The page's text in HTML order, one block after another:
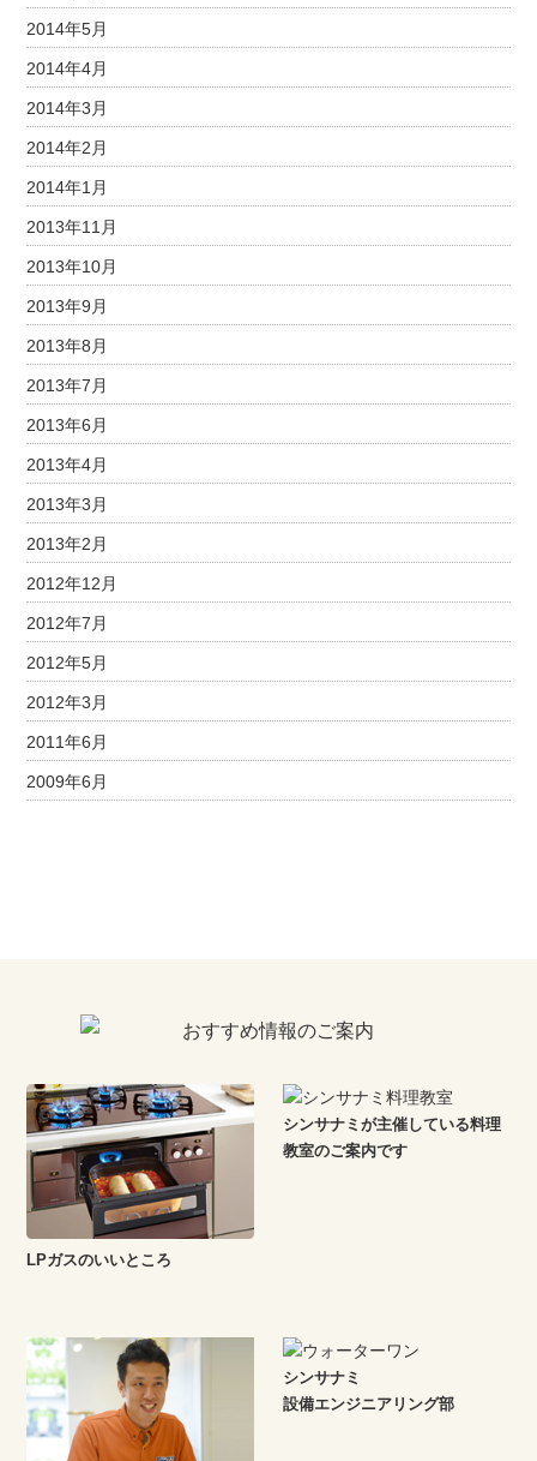
2014年5月
2014年4月
2014年3月
2014年2月
2014年1月
2013年11月
2013年10月
2013年9月
2013年8月
2013年7月
2013年6月
2013年4月
2013年3月
2013年2月
2012年12月
2012年7月
2012年5月
2012年3月
2011年6月
2009年6月
LPガスのいいところ
シンサナミが主催している料理
教室のご案内です
シンサナミ
設備エンジニアリング部